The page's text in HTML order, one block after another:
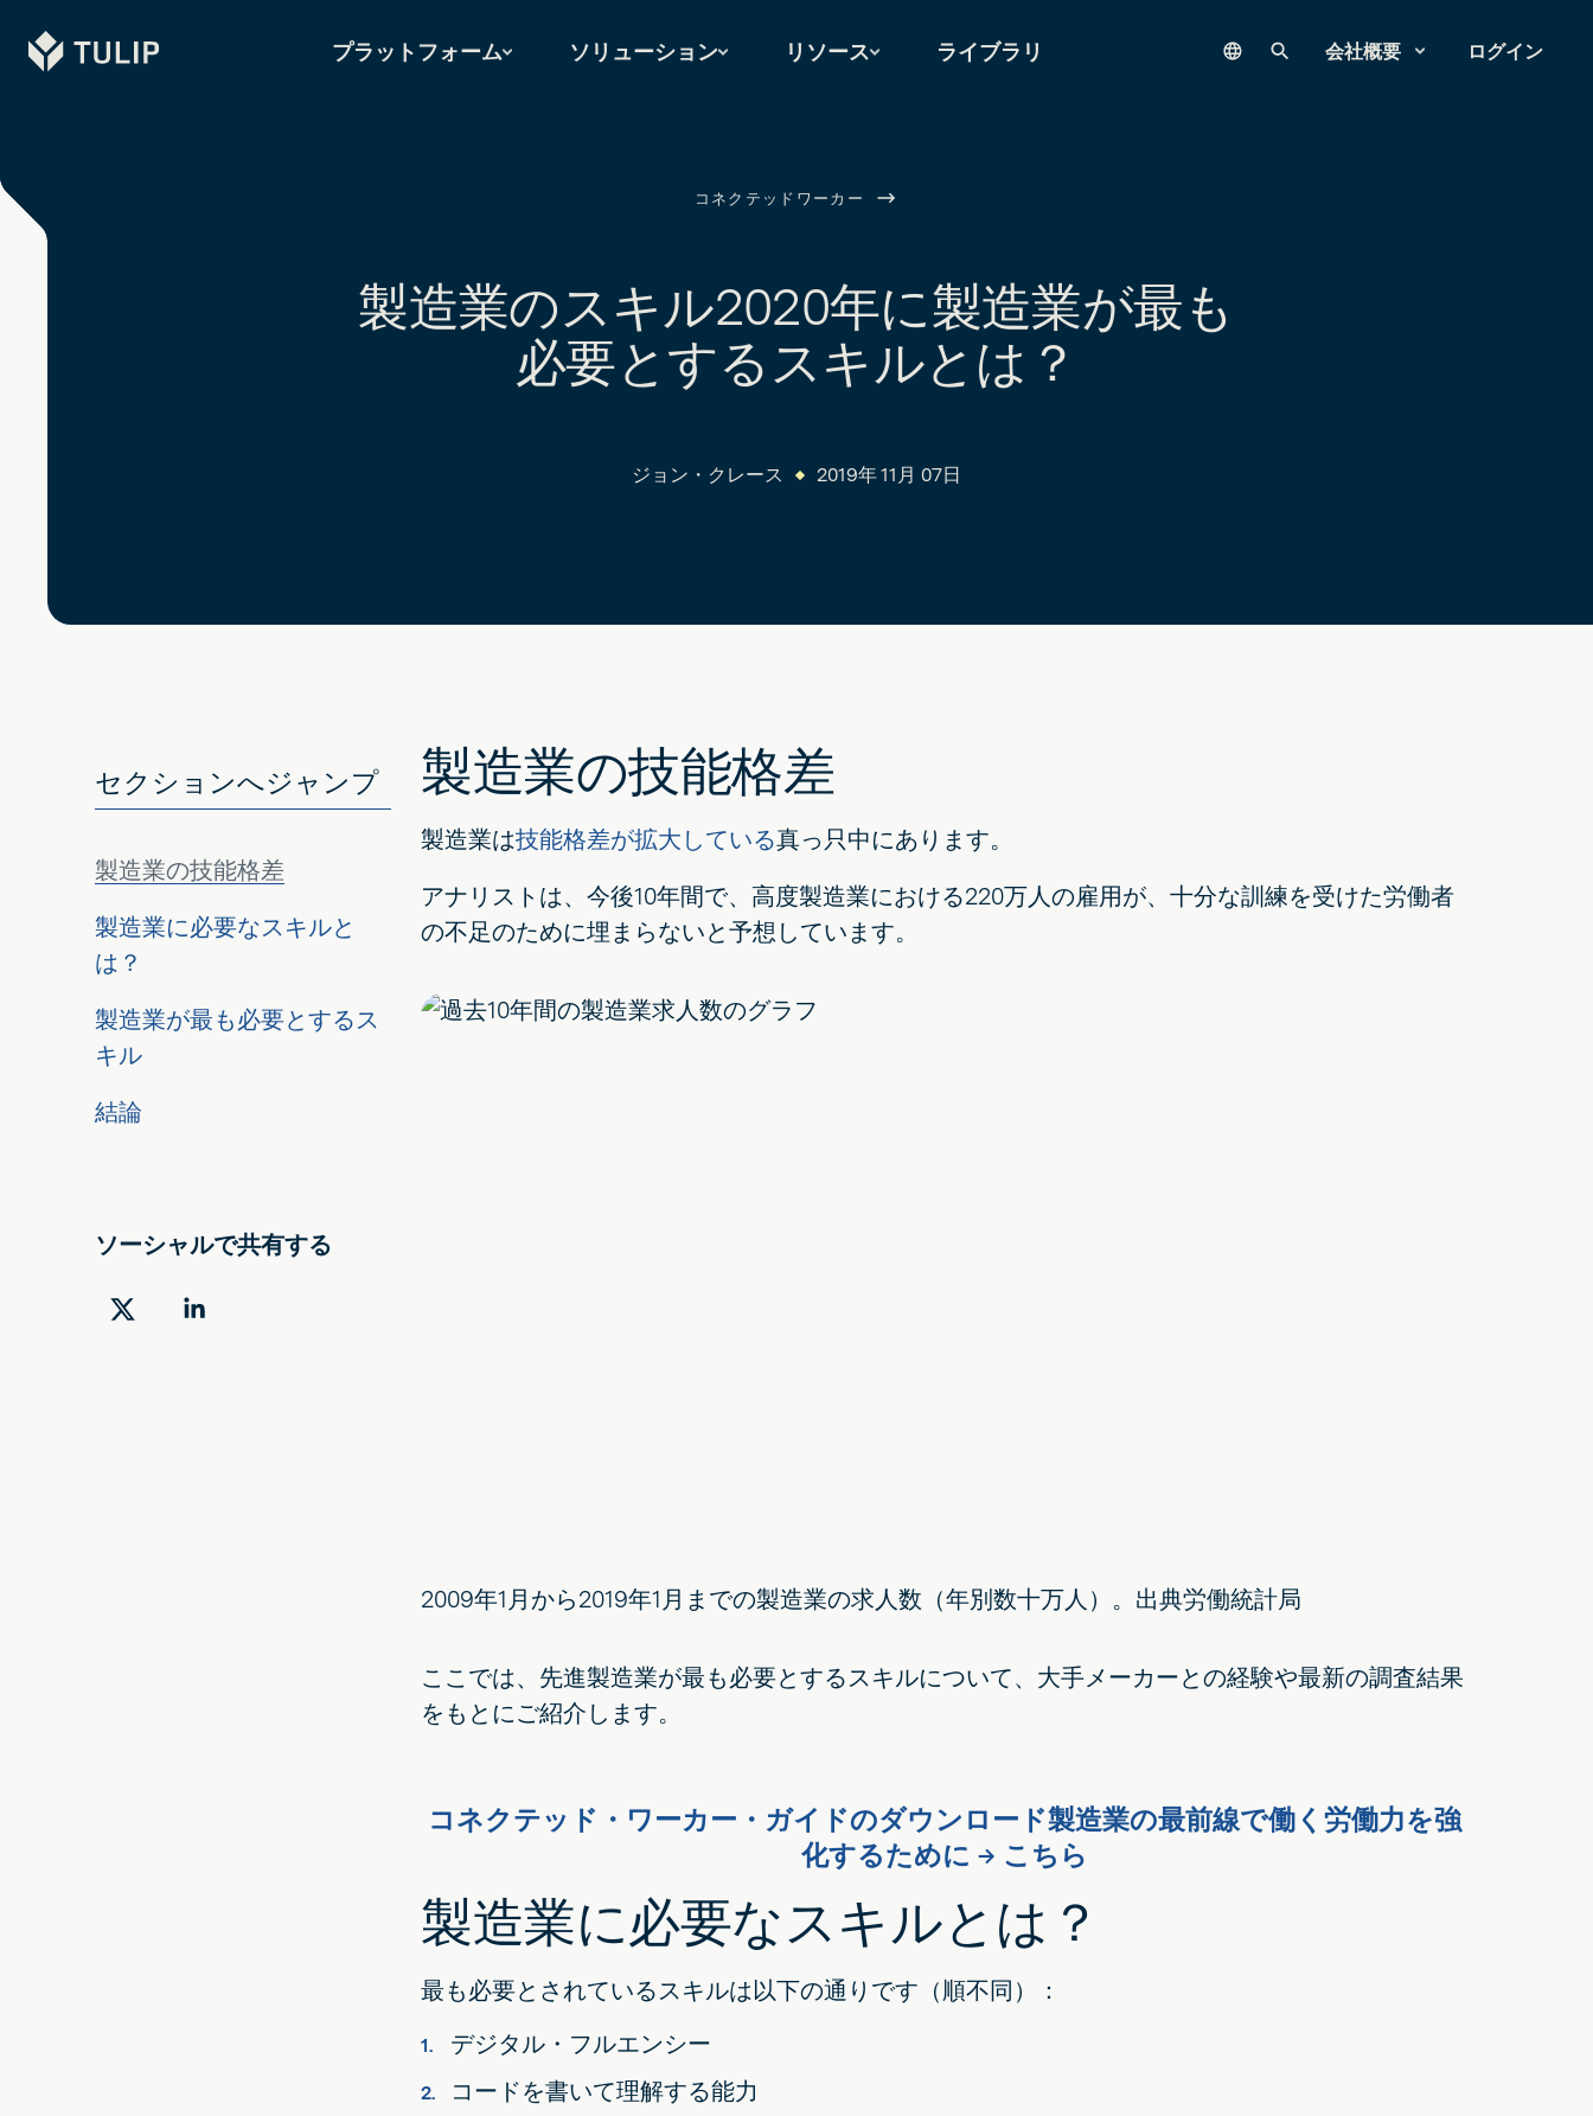
Tulip プラットフォーム ソリューション リソース ライブラリ Languageサイト内検索
会社概要 ログイン
コネクテッドワーカー
製造業のスキル2020年に製造業が最も
必要とするスキルとは？
ジョン・クレース 2019年 11月 07日
セクションへジャンプ
製造業の技能格差
製造業に必要なスキルと
は？
製造業が最も必要とするス
キル
結論
ソーシャルで共有する
ツ
LinkedIn
製造業の技能格差
製造業は技能格差が拡大している真っ只中にあります。
アナリストは、今後10年間で、高度製造業における220万人の雇用が、十分な訓練を受けた労働者
の不足のために埋まらないと予想しています。
2009年1月から2019年1月までの製造業の求人数（年別数十万人）。出典労働統計局
ここでは、先進製造業が最も必要とするスキルについて、大手メーカーとの経験や最新の調査結果
をもとにご紹介します。
コネクテッド・ワーカー・ガイドのダウンロード製造業の最前線で働く労働力を強
化するために → こちら
製造業に必要なスキルとは？
最も必要とされているスキルは以下の通りです（順不同）：
デジタル・フルエンシー
コードを書いて理解する能力